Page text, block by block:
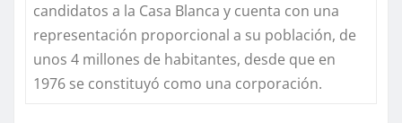
candidatos a la Casa Blanca y cuenta con una
representación proporcional a su población, de
unos 4 millones de habitantes, desde que en
1976 se constituyó como una corporación.